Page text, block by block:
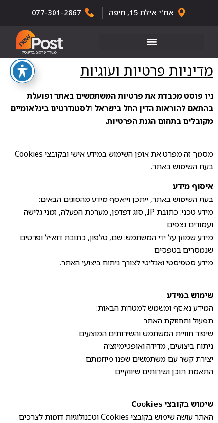
אח"י אילת 15, חיפה 077-301-2867
מדיניות פרטיות ועוגיות
ניו פוסט מכבדת את פרטיות המשתמשים באתר ופועלת
בהתאם להוראות הדין החל בישראל ולסטנדרטים בינלאומיים
מקובלים בתחום הגנת הפרטיות.
מסמך זה מפרט את אופן השימוש במידע אישי ובקובצי Cookies
בעת השימוש באתר.
איסוף מידע
בעת השימוש באתר, ייתכן וייאסף מידע מהסוגים הבאים:
מידע טכני: כתובת IP, סוג דפדפן, מערכת הפעלה, זמני גלישה
ועמודים נצפים
מידע שמוזן על ידי המשתמש: שם, טלפון, כתובת דוא״ל ופרטים
שנמסרים בטפסים
מידע סטטיסטי ואנליטי לצורך ניתוח ביצועי האתר.
שימוש במידע
המידע נאסף ומשמש למטרות הבאות:
תפעול ותחזוקת האתר
שיפור חוויית המשתמש והשירותים המוצעים
ניתוח ביצועים, מדידה ואופטימיזציה
יצירת קשר עם משתמשים שפנו מיוזמתם
התאמת תוכן ושירותים שיווקיים
שימוש בקובצי Cookies
האתר עושה שימוש בקובצי Cookies וטכנולוגיות דומות לצרכים